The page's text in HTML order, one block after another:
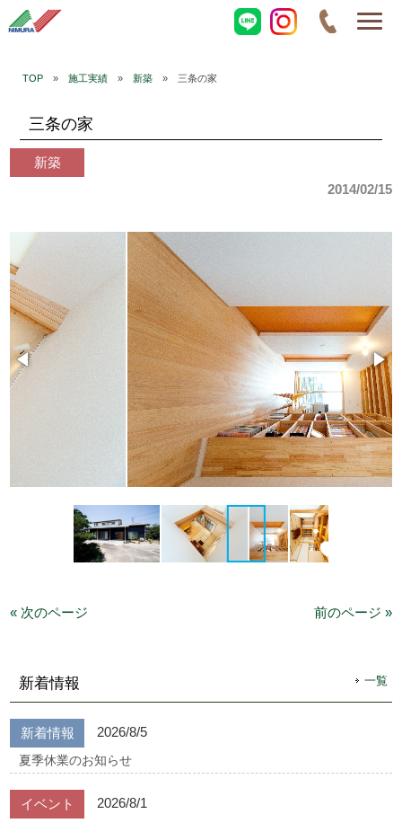
TOP» 施工実績» 新築» 三条の家
三条の家
新築
2014/02/15
« 次のページ 前のページ »
新着情報 一覧
新着情報 2026/8/5
夏季休業のお知らせ
イベント 2026/8/1